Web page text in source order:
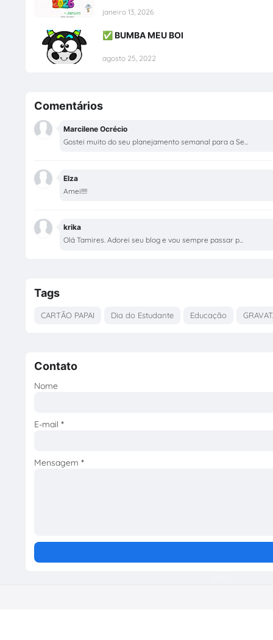
janeiro 13, 2026
✅ BUMBA MEU BOI
agosto 25, 2022
Comentários
Marcilene Ocrécio
Gostei muito do seu planejamento semanal para a Se...
Elza
Amei!!!!!
krika
Olá Tamires. Adorei seu blog e vou sempre passar p...
Tags
CARTÃO PAPAI Dia do Estudante Educação
Contato
Nome
E-mail *
Mensagem *